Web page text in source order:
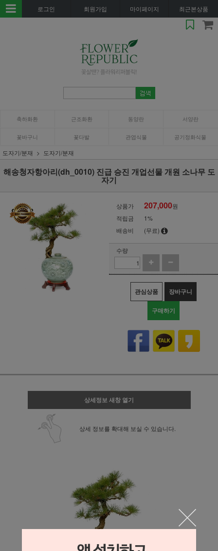
로그인 회원가입 마이페이지 최근본상품
축하화환 근조화환 동양란 서양란
꽃바구니 꽃다발 관엽식물 공기정화식물
도자기/분재 도자기/분재
해송청자항아리(dh_0010) 진급 승진 개업선물 개원 소나무 도
자기
상품가 207,000원
적립금
1%
배송비
(무료)
수량
관심상품 장바구니
구매하기
상세정보 새창 열기
상세 정보를 확대해 보실 수 있습니다.